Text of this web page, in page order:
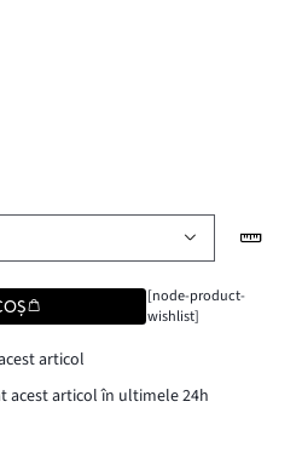
[node-product-
wishlist]
articol
acest articol în ultimele 24h